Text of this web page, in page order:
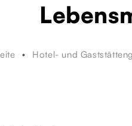
Hotel- und